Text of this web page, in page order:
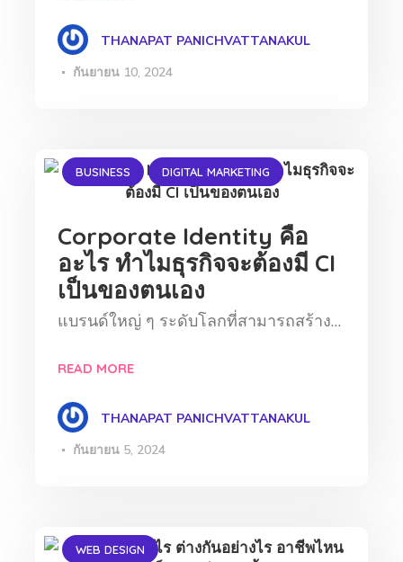
THANAPAT PANICHVATTANAKUL
กันยายน 10, 2024
BUSINESS DIGITAL MARKETING
Corporate Identity คือ
อะไร ทำไมธุรกิจจะต้องมี CI
เป็นของตนเอง
แบรนด์ใหญ่ ๆ ระดับโลกที่สามารถสร้าง…
READ MORE
THANAPAT PANICHVATTANAKUL
กันยายน 5, 2024
WEB DESIGN